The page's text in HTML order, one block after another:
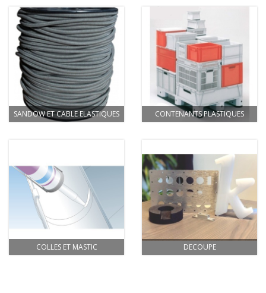
SANDOW ET CABLE ELASTIQUES CONTENANTS PLASTIQUES
COLLES ET MASTIC DECOUPE